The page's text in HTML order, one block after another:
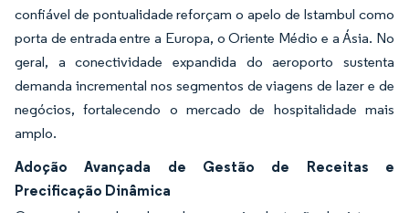
confiável de pontualidade reforçam o apelo de Istambul como
porta de entrada entre a Europa, o Oriente Médio e a Ásia. No
geral, a conectividade expandida do aeroporto sustenta
demanda incremental nos segmentos de viagens de lazer e de
negócios, fortalecendo o mercado de hospitalidade mais
amplo.
Adoção Avançada de Gestão de Receitas e
Precificação Dinâmica